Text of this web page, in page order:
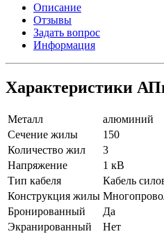
Описание
Отзывы
Задать вопрос
Информация
Характеристики
Металл
алюминий
Сечение жилы
150
Количество жил
3
Напряжение
1 кВ
Тип кабеля
Кабель
Конструкция жилы
Бронированный
Да
Экранированный
Нет